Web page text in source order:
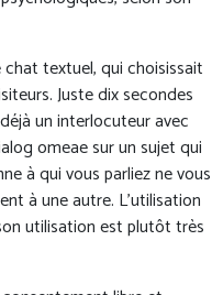
textuel, qui choisissait
Juste dix secondes
un interlocuteur avec
omeae sur un sujet qui
à qui vous parliez ne vous
à une autre. L’utilisation
utilisation est plutôt très